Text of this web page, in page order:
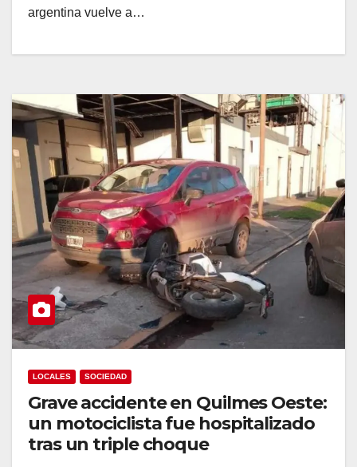
argentina vuelve a…
LOCALES SOCIEDAD
Grave accidente en Quilmes Oeste:
un motociclista fue hospitalizado
tras un triple choque